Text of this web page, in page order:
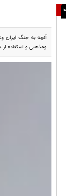
آنچه به جنگ ایران
ومذهبی و استفاده